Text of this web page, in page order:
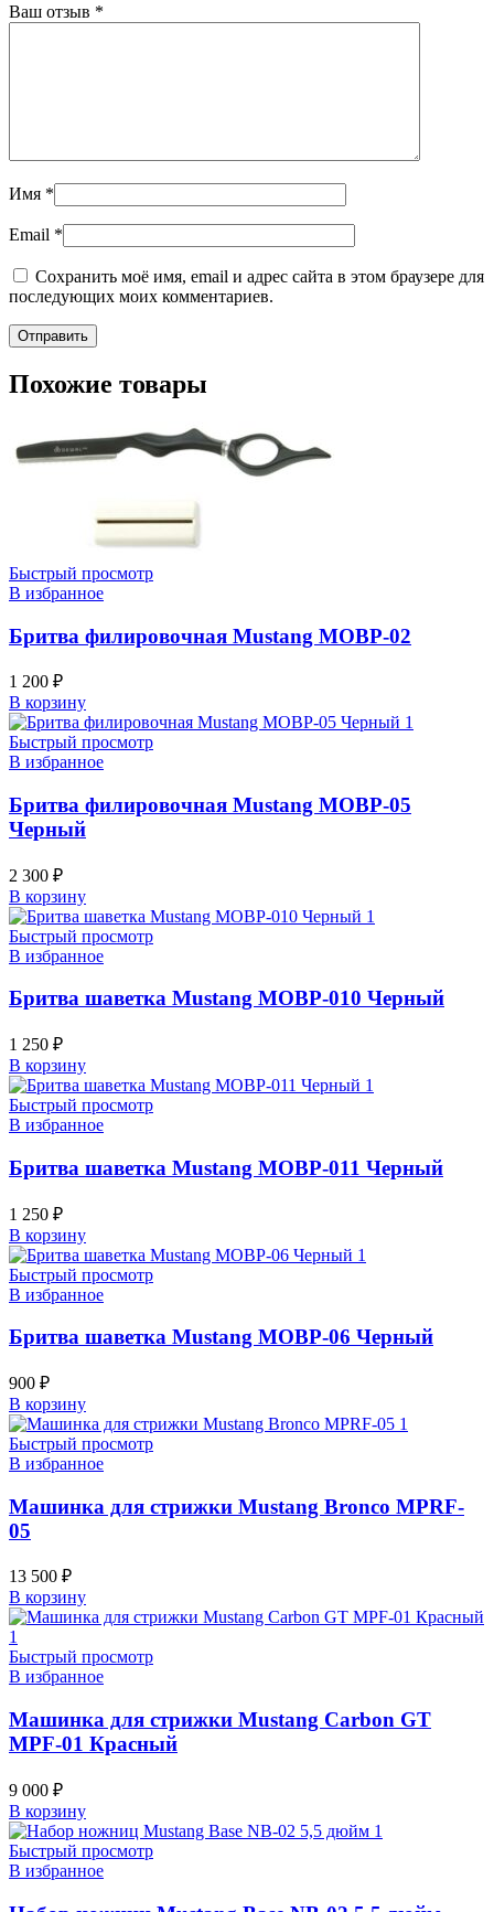
Ваш отзыв *
Имя *
Email *
Сохранить моё имя, email и адрес сайта в этом браузере для
последующих моих комментариев.
Похожие товары
Быстрый просмотр
В избранное
Бритва филировочная Mustang MOBP-02
1 200 ₽
В корзину
Быстрый просмотр
В избранное
Бритва филировочная Mustang MOBP-05
Черный
2 300 ₽
В корзину
Быстрый просмотр
В избранное
Бритва шаветка Mustang MOBP-010 Черный
1 250 ₽
В корзину
Быстрый просмотр
В избранное
Бритва шаветка Mustang MOBP-011 Черный
1 250 ₽
В корзину
Быстрый просмотр
В избранное
Бритва шаветка Mustang MOBP-06 Черный
900 ₽
В корзину
Быстрый просмотр
В избранное
Машинка для стрижки Mustang Bronco MPRF-
05
13 500 ₽
В корзину
Быстрый просмотр
В избранное
Машинка для стрижки Mustang Carbon GT
MPF-01 Красный
9 000 ₽
В корзину
Быстрый просмотр
В избранное